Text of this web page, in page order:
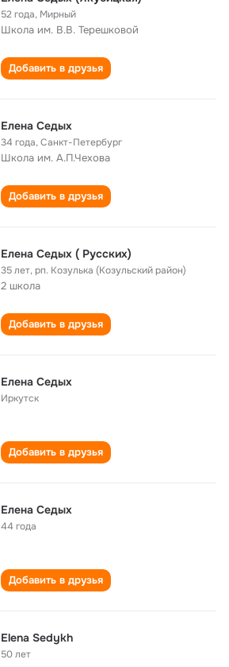
52 года, Мирный
Школа им. В.В. Терешковой
Добавить в друзья
Елена Седых
34 года,Санкт-Петербург
Школа им. А.П.Чехова
Добавить в друзья
Елена Седых ( Русских)
35 лет,рп. Козулька (Козульский район)
2 школа
Добавить в друзья
Елена Седых
Иркутск
Добавить в друзья
Елена Седых
44 года
Добавить в друзья
Elena Sedykh
50 лет